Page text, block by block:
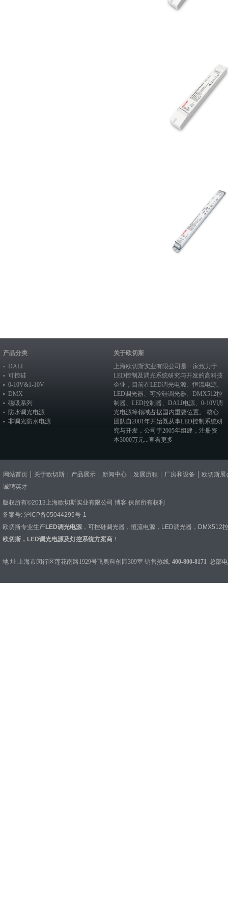
产品分类
DALI
可控硅
0-10V&1-10V
DMX
磁吸系列
防水调光电源
非调光防水电源
关于欧切斯
上海欧切斯实业有限公司是一家致力于
LED控制及调光系统研究与开发的高科技
企业，目前在LED调光电源、恒流电源、
LED调光器、 可控硅调光器、 DMX512控
制器、 LED控制器、 DALI电源、 0-10V调
光电源等领域占据国内重要位置。 核心
团队自2001年开始既从事LED控制系统研
究与开发，公司于2005年组建，注册资
本3000万元...查看更多
网站首页 关于欧切斯 产品展示 新闻中心 发展历程 厂房和设备
欧切斯展
诚聘英才
版权所有©2013上海欧切斯实业有限公司 博客 保留所有权利
备案号: 沪ICP备05044295号-1
欧切斯专业生产LED调光电源 ， 可控硅调光器 ， 恒流电源 ， LED调光器 ， DMX512
欧切斯，LED调光电源及灯控系统方案商 ！
地 址:上海市闵行区莲花南路1929号飞奥科创园309室 销售热线: 400-800-8171 总部